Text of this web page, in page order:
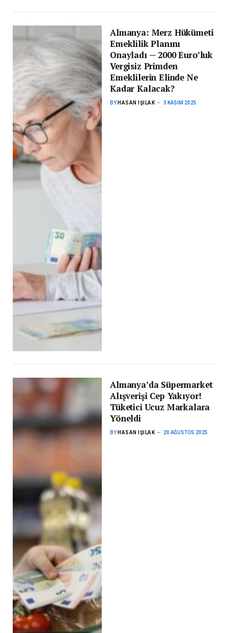
Almanya: Merz Hükümeti
Emeklilik Planını
Onayladı — 2000 Euro’luk
Vergisiz Primden
Emeklilerin Elinde Ne
Kadar Kalacak?
BY HASAN IŞILAK 3 KASIM 2025
Almanya’da Süpermarket
Alışverişi Cep Yakıyor!
Tüketici Ucuz Markalara
Yöneldi
BY HASAN IŞILAK 20 AĞUSTOS 2025